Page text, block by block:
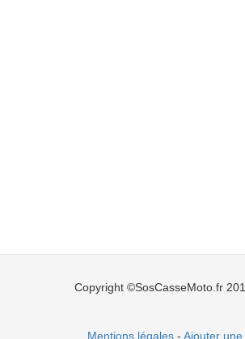
Copyright ©SosCasseMoto.fr
Mentions légales- Ajouter une